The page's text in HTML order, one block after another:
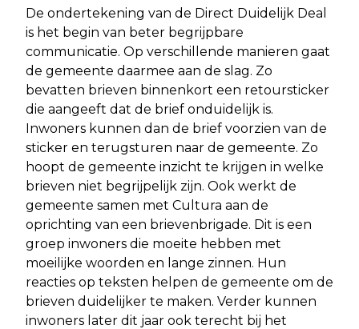
De ondertekening van de Direct Duidelijk Deal
is het begin van beter begrijpbare
communicatie. Op verschillende manieren gaat
de gemeente daarmee aan de slag. Zo
bevatten brieven binnenkort een retoursticker
die aangeeft dat de brief onduidelijk is.
Inwoners kunnen dan de brief voorzien van de
sticker en terugsturen naar de gemeente. Zo
hoopt de gemeente inzicht te krijgen in welke
brieven niet begrijpelijk zijn. Ook werkt de
gemeente samen met Cultura aan de
oprichting van een brievenbrigade. Dit is een
groep inwoners die moeite hebben met
moeilijke woorden en lange zinnen. Hun
reacties op teksten helpen de gemeente om de
brieven duidelijker te maken. Verder kunnen
inwoners later dit jaar ook terecht bij het